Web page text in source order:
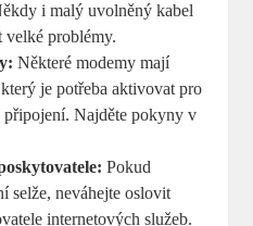
i malý uvolněný kabel
velké problémy.
Některé modemy mají
je potřeba aktivovat pro
připojení. Najděte pokyny v
Pokud
selže, neváhejte oslovit
internetových služeb.